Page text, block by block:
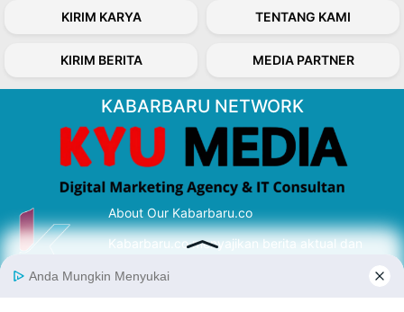
KIRIM KARYA TENTANG KAMI
KIRIM BERITA MEDIA PARTNER
KABARBARU NETWORK
About Our Kabarbaru.co
Kabarbaru.co menyajikan berita aktual dan
serta terverifikasi dari sumber yang tepat.